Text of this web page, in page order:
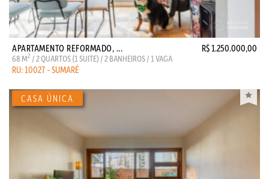
APARTAMENTO REFORMADO, ... R$ 1.250.000,00
68 M2 / 2 QUARTOS (1 SUITE) / 2 BANHEIROS / 1 VAGA
RU: 10027 - SUMARÉ